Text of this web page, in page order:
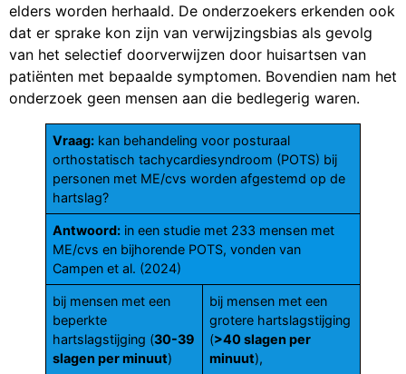
elders worden herhaald. De onderzoekers erkenden ook
dat er sprake kon zijn van verwijzingsbias als gevolg
van het selectief doorverwijzen door huisartsen van
patiënten met bepaalde symptomen. Bovendien nam het
onderzoek geen mensen aan die bedlegerig waren.
Vraag: kan behandeling voor posturaal
orthostatisch tachycardiesyndroom (POTS) bij
personen met ME/cvs worden afgestemd op de
hartslag?
Antwoord: in een studie met 233 mensen met
ME/cvs en bijhorende POTS, vonden van
Campen et al. (2024)
bij mensen met een
beperkte
hartslagstijging (30-39
slagen per minuut)
bij mensen met een
grotere hartslagstijging
(>40 slagen per
minuut),